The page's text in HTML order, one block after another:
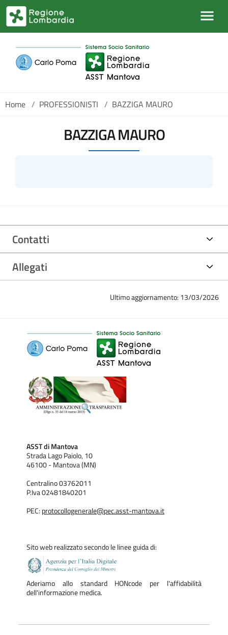
Salta al contenuto principale
Home / PROFESSIONISTI / BAZZIGA MAURO
BAZZIGA MAURO
Contatti
Allegati
Ultimo aggiornamento: 13/03/2026
ASST di Mantova
Strada Lago Paiolo, 10
46100 - Mantova (MN)
Centralino 03762011
P.Iva 02481840201
PEC: protocollogenerale@pec.asst-mantova.it
Sito web realizzato secondo le linee guida di:
Aderiamo allo standard HONcode per l'affidabilità
dell'informazione medica.